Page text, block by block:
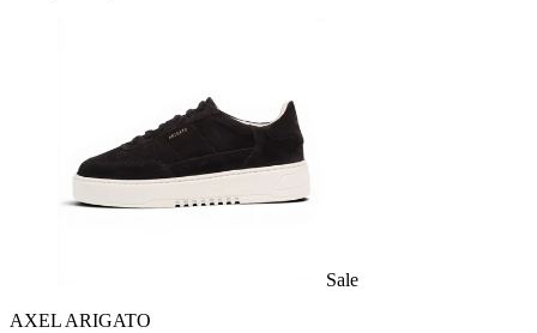
Sale
AXEL ARIGATO